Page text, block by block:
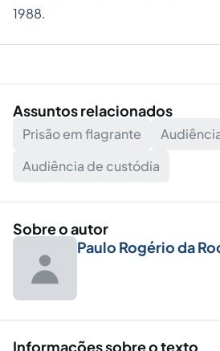
1988.
Assuntos relacionados
Prisão em flagrante
Audiência de custódia
Sobre o autor
Paulo Rogério da
Informações sobre o texto